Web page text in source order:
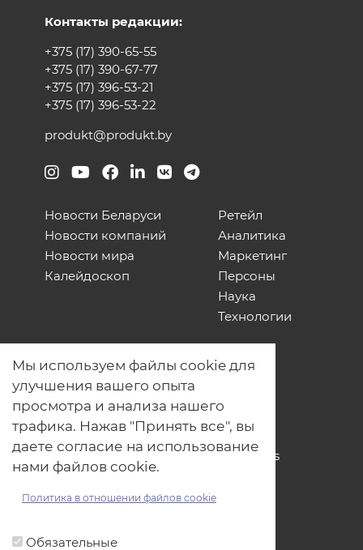
Контакты редакции:
+375 (17) 390-65-55
+375 (17) 390-67-77
+375 (17) 396-53-21
+375 (17) 396-53-22
produkt@produkt.by
Новости Беларуси
Новости компаний
Новости мира
Калейдоскоп
Ретейл
Аналитика
Маркетинг
Персоны
Наука
Технологии
О нас
Наши проекты
Связь с нами
Общая политика обработки
персональных данных
Политика обработки файлов Cookies
Политика обработки персональных
данных для мероприятий
Мы используем файлы cookie для
улучшения вашего опыта
просмотра и анализа нашего
трафика. Нажав "Принять все", вы
даете согласие на использование
нами файлов cookie.
Политика в отношении файлов cookie
Обязательные